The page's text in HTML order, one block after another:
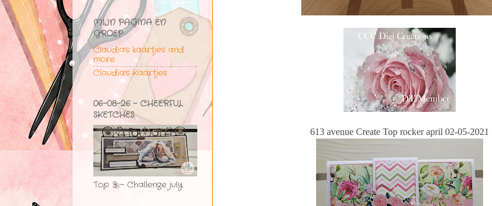
613 avenue Create Top rocker april 02-05-2021
MIJN PAGINA EN
GROEP
Claudia's kaartjes and
more
Claudia's Kaartjes
06-08-26 - CHEERFUL
SKETCHES
Top 3 - Challenge july